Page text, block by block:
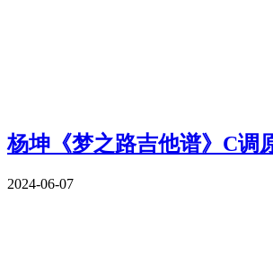
杨坤《梦之路吉他谱》C调
2024-06-07